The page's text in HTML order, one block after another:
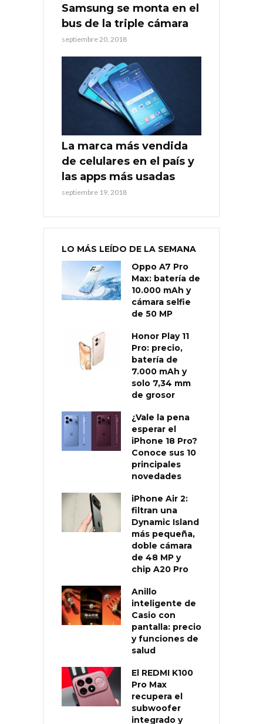
Samsung se monta en el
bus de la triple cámara
septiembre 20, 2018
La marca más vendida
de celulares en el país y
las apps más usadas
septiembre 19, 2018
LO MÁS LEÍDO DE LA SEMANA
Oppo A7 Pro
Max: batería de
10.000 mAh y
cámara selfie
de 50 MP
Honor Play 11
Pro: precio,
batería de
7.000 mAh y
solo 7,34 mm
de grosor
¿Vale la pena
esperar el
iPhone 18 Pro?
Conoce sus 10
principales
novedades
iPhone Air 2:
filtran una
Dynamic Island
más pequeña,
doble cámara
de 48 MP y
chip A20 Pro
Anillo
inteligente de
Casio con
pantalla: precio
y funciones de
salud
El REDMI K100
Pro Max
recupera el
subwoofer
integrado y